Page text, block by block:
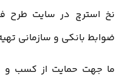
نخ استرچ در سایت طرح
ضوابط بانکی و سازمانی
ما جهت حمایت از کسب و